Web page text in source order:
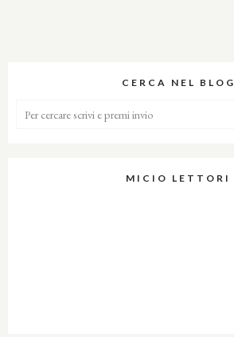
CERCA NEL BLOG
MICIO LETTORI